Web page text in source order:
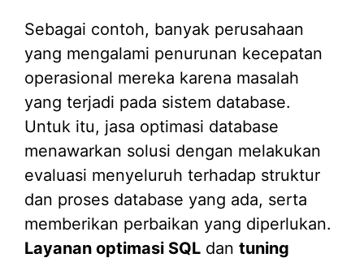
Sebagai contoh, banyak perusahaan
yang mengalami penurunan kecepatan
operasional mereka karena masalah
yang terjadi pada sistem database.
Untuk itu, jasa optimasi database
menawarkan solusi dengan melakukan
evaluasi menyeluruh terhadap struktur
dan proses database yang ada, serta
memberikan perbaikan yang diperlukan.
Layanan optimasi SQL dan tuning